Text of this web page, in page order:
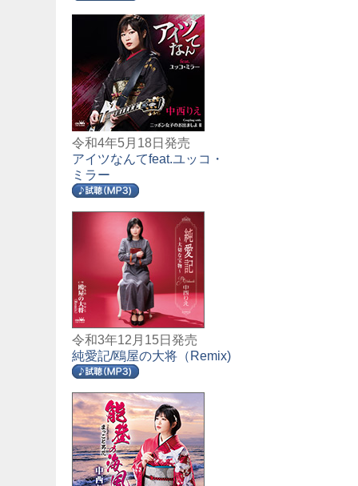
令和4年5月18日発売
アイツなんてfeat.ユッコ・
ミラー
令和3年12月15日発売
純愛記/鴎屋の大将（Remix)